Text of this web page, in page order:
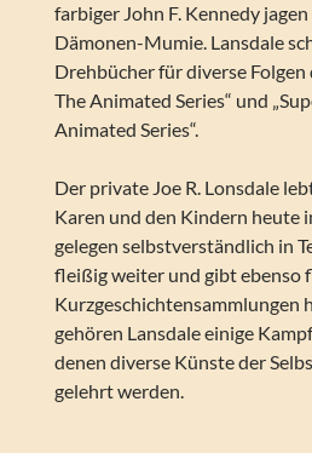
farbiger John F. Kennedy
Dämonen-Mumie. Lansdale
Drehbücher für diverse Folgen
The Animated Series“ und
Animated Series“.
Der private Joe R. Lonsdale
Karen und den Kindern heute
gelegen selbstverständlich in
fleißig weiter und gibt ebenso
Kurzgeschichtensammlungen
gehören Lansdale einige
denen diverse Künste der
gelehrt werden.